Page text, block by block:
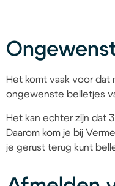
Het komt vaak voor
ongewenste belletjes
Het kan echter zijn dat
Daarom kom je bij
je gerust terug kunt